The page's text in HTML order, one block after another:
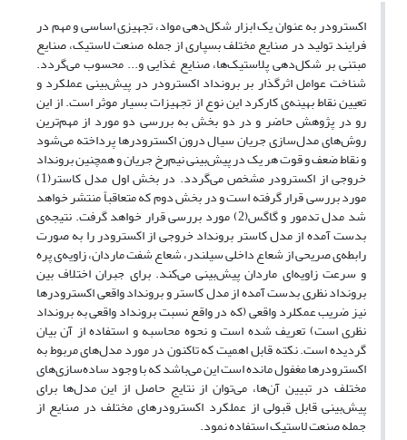
اکسترودر به عنوان یک ابزار شکل‌دهی مواد، تجهیزی اساسی و مهم در
فرایند تولید در صنایع مختلف بسپاری از جمله صنعت لاستیک، صنایع
مبتنی بر شکل‌دهی پلاستیک‌ها، صنایع غذایی و... محسوب می‌گردد.
شناخت عوامل اثرگذار بر برونداد اکسترودر در پیش‌بینی عملکرد و
تعیین نقاط بهینه‌ی کارکرد این نوع از تجهیزات بسیار موثر است. از این
رو در پژوهش حاضر و در دو بخش به بررسی دو مورد از مهم‌ترین
روش‌های مدل‌سازی جریان سیال درون اکسترودرها پرداخته می‌شود
و نقاط ضعف و قوت هر یک در پیش‌بینی نیم‌رخ جریان و همچنین برونداد
خروجی از اکسترودر مشخص می‌گردد. در بخش اول مدل کاستر(1)
مورد بررسی قرار گرفته است و در بخش دوم که متعاقباً منتشر خواهد
شد مدل تدمور و گاگس(2) مورد بررسی قرار خواهد گرفت. نتیجه‌ی
بدست آمده از مدل کاستر برونداد خروجی از اکسترودر را به صورت
رابطه‌ی صریحی از شعاع داخلی سیلندر، شعاع شفت ماردان، زاویه‌ی پره
و سرعت زاویه‌ای ماردان پیش‌بینی می‌کند. برای جبران اختلاف بین
برونداد نظری بدست آمده از مدل کاستر و برونداد واقعی اکسترودرها
نیز ضریب عمکلرد واقعی (که در واقع نسبت برونداد واقعی به برونداد
نظری است) تعریف شده است و نحوه محاسبه و استفاده از آن بیان
گردیده است. نکته قابل اهمیت که تاکنون در مورد مدل‌های مربوط به
اکسترودرها مغفول مانده است این می‌باشد که با وجود ساده‌سازی‌های
مختلف در تبیین آن‌ها، می‌توان از نتایج حاصل از این مدل‌ها برای
پیش‌بینی قابل قبولی از عملکرد اکسترودرهای مختلف در صنایع از
جمله صنعت لاستیک استفاده نمود.